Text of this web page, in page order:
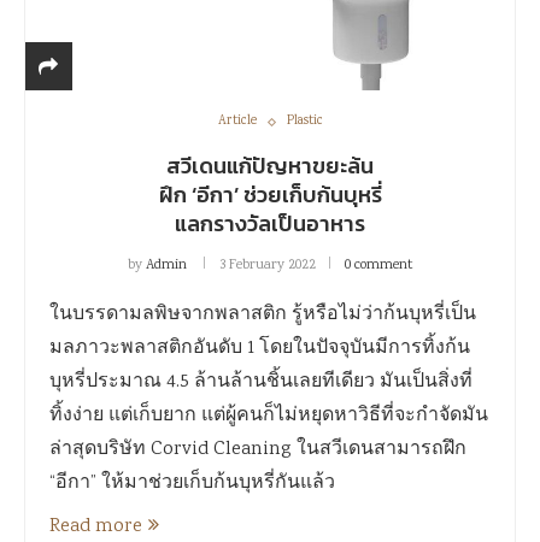
Article Plastic
สวีเดนแก้ปัญหาขยะล้น
ฝึก ‘อีกา’ ช่วยเก็บก้นบุหรี่
แลกรางวัลเป็นอาหาร
byAdmin 3 February 2022 0 comment
ในบรรดามลพิษจากพลาสติก รู้หรือไม่ว่าก้นบุหรี่เป็น
มลภาวะพลาสติกอันดับ 1 โดยในปัจจุบันมีการทิ้งก้น
บุหรี่ประมาณ 4.5 ล้านล้านชิ้นเลยทีเดียว มันเป็นสิ่งที่
ทิ้งง่าย แต่เก็บยาก แต่ผู้คนก็ไม่หยุดหาวิธีที่จะกำจัดมัน
ล่าสุดบริษัท Corvid Cleaning ในสวีเดนสามารถฝึก
“อีกา” ให้มาช่วยเก็บก้นบุหรี่กันแล้ว
Read more